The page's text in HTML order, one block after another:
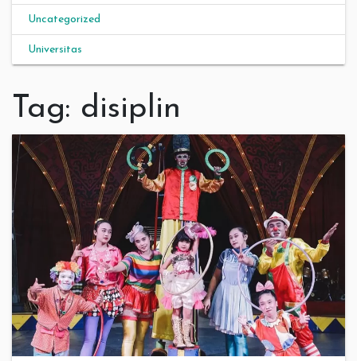
Uncategorized
Universitas
Tag: disiplin